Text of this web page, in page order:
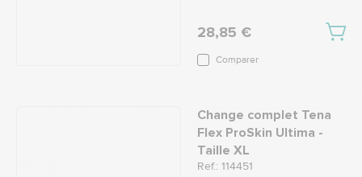
28,85 €
Comparer
Change complet Tena
Flex ProSkin Ultima -
Taille XL
Ref.: 114451